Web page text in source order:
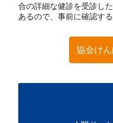
合の詳細な健診を受診し
あるので、事前に確認す
協会け